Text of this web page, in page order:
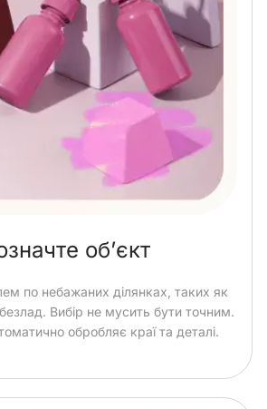
об’єкт
по небажаних ділянках, таких як
Вибір не мусить бути точним.
обробляє краї та деталі.